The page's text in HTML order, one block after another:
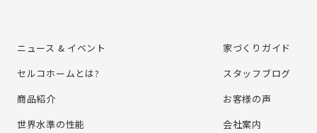
ニュース & イベント
セルコホームとは?
商品紹介
世界水準の性能
家づくりガイド
スタッフブログ
お客様の声
会社案内